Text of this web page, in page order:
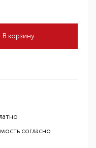
В корзину
согласно